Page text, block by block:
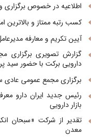
اطلاعیه در خصوص
کسب رتبه ممتاز و بالاترین
آیین تکریم و معارفه
گزارش تصویری برگزاری
دارویی برکت با حضور سید
برگزاری مجمع عمومی عادی
رئیس جدید ایران دارو
بازار دارویی
تقدیر از شرکت «سبحان
معدن